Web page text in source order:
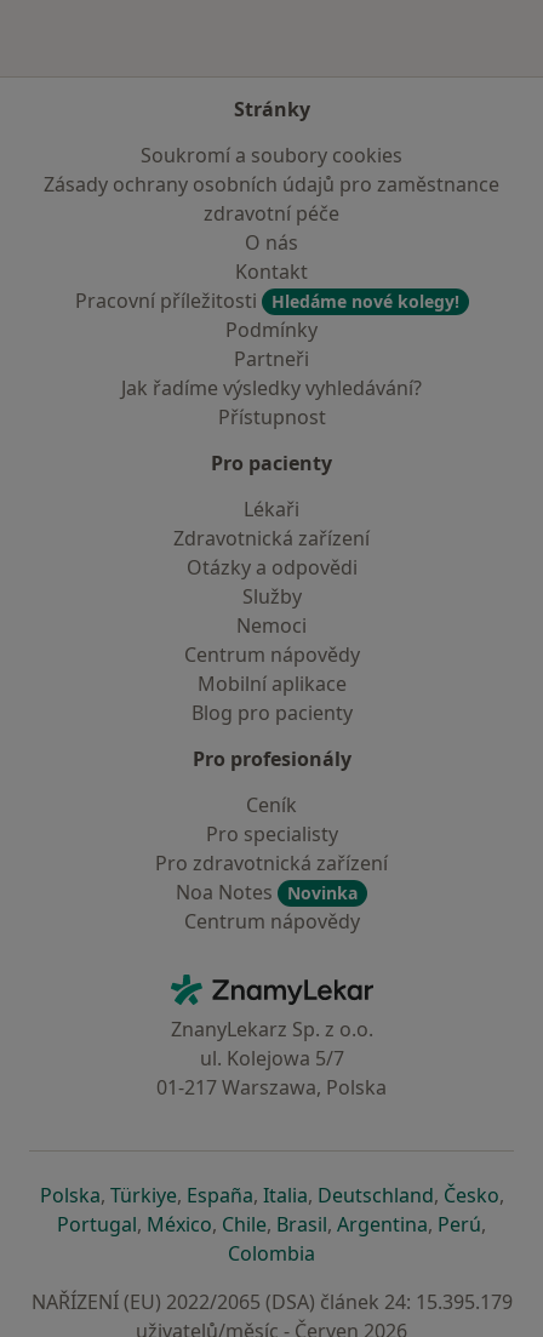
Stránky
Soukromí a soubory cookies
Zásady ochrany osobních údajů pro zaměstnance
zdravotní péče
O nás
Kontakt
Pracovní příležitosti
Hledáme nové kolegy!
Podmínky
Partneři
Jak řadíme výsledky vyhledávání?
Přístupnost
Pro pacienty
Lékaři
Zdravotnická zařízení
Otázky a odpovědi
Služby
Nemoci
Centrum nápovědy
Mobilní aplikace
Blog pro pacienty
Pro profesionály
Ceník
Pro specialisty
Pro zdravotnická zařízení
Noa Notes
Novinka
Centrum nápovědy
ZnamyLekar - Hlavní stránka
ZnanyLekarz Sp. z o.o.
ul. Kolejowa 5/7
01-217 Warszawa, Polska
Polskase otevře v nové záložce
, Türkiyese otevře v nové záložce
, Españase otevře v nové záložce
, Italiase otevře v nové záložce
, Deutschlandse otevře v
, Českose
,
Portugalse otevře v nové záložce
, Méxicose otevře v nové záložce
, Chilese otevře v nové záložce
, Brasilse otevře v nové
, Argentinase otevře v
, Perúse
,
Colombia
NAŘÍZENÍ (EU) 2022/2065 (DSA) článek 24: 15.395.179
uživatelů/měsíc - Červen 2026